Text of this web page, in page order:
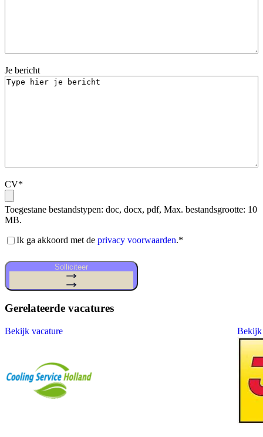
Je bericht
CV*
Toegestane bestandstypen: doc, docx, pdf, Max. bestandsgrootte: 10
MB.
Akkoord
voorwaarden*
Ik ga akkoord met de privacy voorwaarden.*
Solliciteer
Gerelateerde vacatures
Bekijk vacature Bekijk